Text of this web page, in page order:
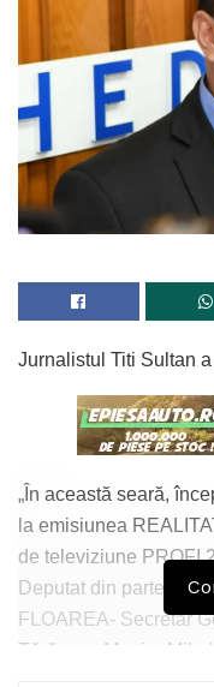
Jurnalistul Titi Sultan
„În această seară,
la emisiunea
de televiziune PROFI
Deputat din partea
FLOAREA- Secretar
Țărănesc Maniu -